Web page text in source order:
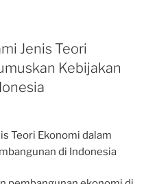
Jenis Teori
Kebijakan
Teori Ekonomi dalam
di Indonesia